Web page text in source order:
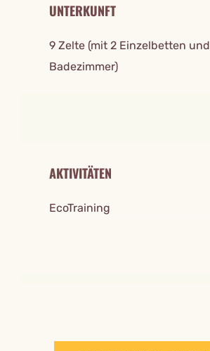
UNTERKUNFT
9 Zelte (mit 2 Einzelbetten und
Badezimmer)
AKTIVITÄTEN
EcoTraining